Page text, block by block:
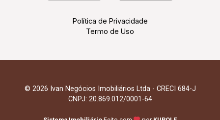
Política de Privacidade
Termo de Uso
© 2026 Ivan Negócios Imobiliários Ltda - CRECI 684-J
CNPJ: 20.869.012/0001-64